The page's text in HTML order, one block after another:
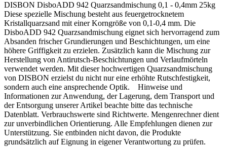
DISBON DisboADD 942 Quarzsandmischung 0,1 - 0,4mm 25kg
Diese spezielle Mischung besteht aus feuergetrocknetem
Kristallquarzsand mit einer Korngröße von 0,1-0,4 mm. Die
DisboADD 942 Quarzsandmischung eignet sich hervorragend zum
Absanden frischer Grundierungen und Beschichtungen, um eine
höhere Griffigkeit zu erzielen. Zusätzlich kann die Mischung zur
Herstellung von Antirutsch-Beschichtungen und Verlaufmörteln
verwendet werden. Mit dieser hochwertigen Quarzsandmischung
von DISBON erzielst du nicht nur eine erhöhte Rutschfestigkeit,
sondern auch eine ansprechende Optik. Hinweise und
Informationen zur Anwendung, der Lagerung, dem Transport und
der Entsorgung unserer Artikel beachte bitte das technische
Datenblatt. Verbrauchswerte sind Richtwerte. Mengenrechner dient
zur unverbindlichen Orientierung. Alle Empfehlungen dienen zur
Unterstützung. Sie entbinden nicht davon, die Produkte
grundsätzlich auf Eignung in eigener Verantwortung zu prüfen.